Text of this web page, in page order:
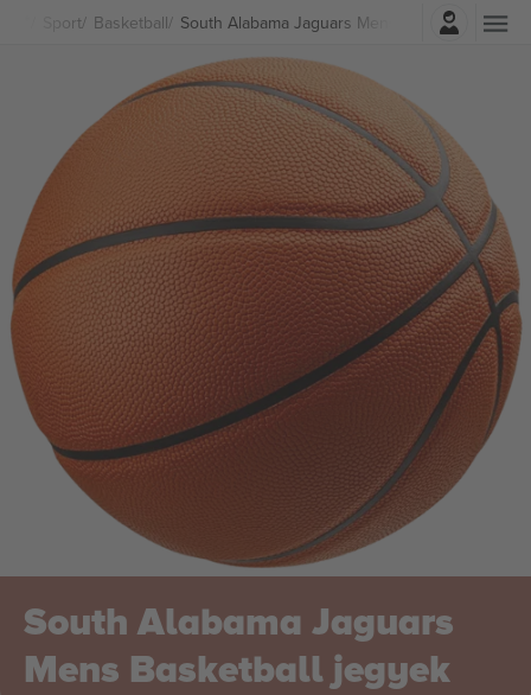
Sport Basketball South Alabama Jaguars Mens Basketball
Belépés
South Alabama Jaguars
Mens Basketball jegyek